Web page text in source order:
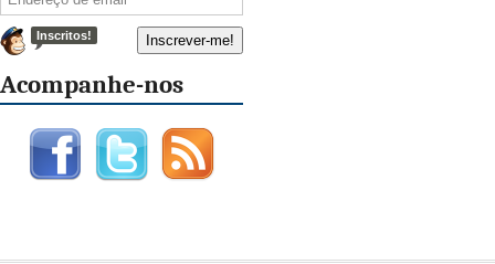
Inscritos!
Acompanhe-nos